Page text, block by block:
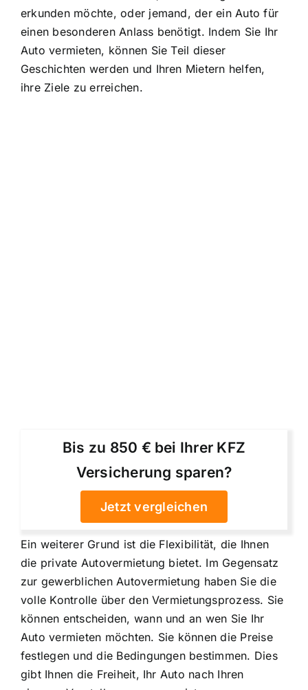
erkunden möchte, oder jemand, der ein Auto für
einen besonderen Anlass benötigt. Indem Sie Ihr
Auto vermieten, können Sie Teil dieser
Geschichten werden und Ihren Mietern helfen,
ihre Ziele zu erreichen.
Bis zu 850 € bei Ihrer KFZ
Versicherung sparen?
Jetzt vergleichen
Ein weiterer Grund ist die Flexibilität, die Ihnen
die private Autovermietung bietet. Im Gegensatz
zur gewerblichen Autovermietung haben Sie die
volle Kontrolle über den Vermietungsprozess. Sie
können entscheiden, wann und an wen Sie Ihr
Auto vermieten möchten. Sie können die Preise
festlegen und die Bedingungen bestimmen. Dies
gibt Ihnen die Freiheit, Ihr Auto nach Ihren